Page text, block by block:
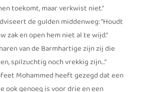
toekomt, maar verkwist niet.”
de gulden middenweg: “Houdt
zak en open hem niet al te wijd.”
van de Barmhartige zijn zij die
spilzuchtig noch vrekkig zijn…”
Mohammed heeft gezegd dat een
ook genoeg is voor drie en een